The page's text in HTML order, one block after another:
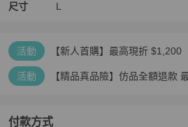
尺寸 L
活動 【新人首購】最高現折 $1,200
活動 【精品真品險】仿品全額退款
付款方式